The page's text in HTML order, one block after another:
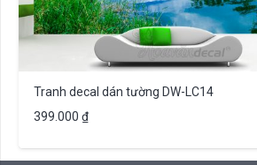
Tranh decal dán tường DW-LC14
399.000 ₫